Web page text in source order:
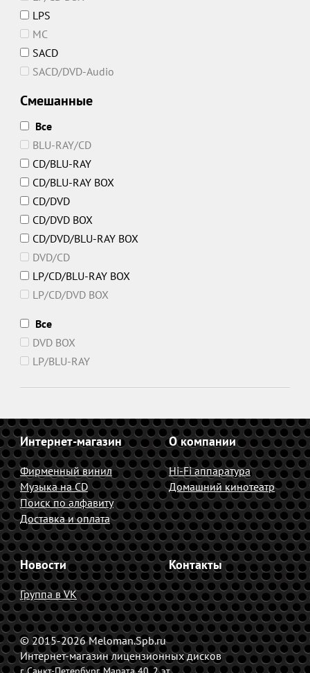
LPS
MC
SACD
SACD/DVD-Audio
Смешанные
Все
BLU-RAY/CD
CD/BLU-RAY
CD/BLU-RAY BOX
CD/DVD
CD/DVD BOX
CD/DVD/BLU-RAY BOX
DVD/CD
LP/CD/BLU-RAY BOX
LP/CD/DVD BOX
Все
DVD BOX
LP/BLU-RAY
Интернет-магазин
Фирменный винил
Музыка на CD
Поиск по алфавиту
Доставка и оплата
О компании
Hi-Fi аппаратура
Домашний кинотеатр
Новости
Группа в VK
Контакты
© 2015-2026 Meloman.Spb.ru
Интернет-магазин лицензионных дисков